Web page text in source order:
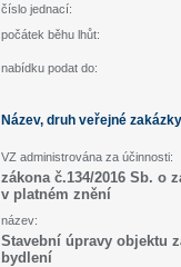
číslo jednací:
počátek běhu lhůt:
nabídku podat do:
Název, druh veřejné
VZ administrována za účinnosti:
zákona č.134/2016 Sb. o
v platném znění
název:
Stavební úpravy objektu
bydlení